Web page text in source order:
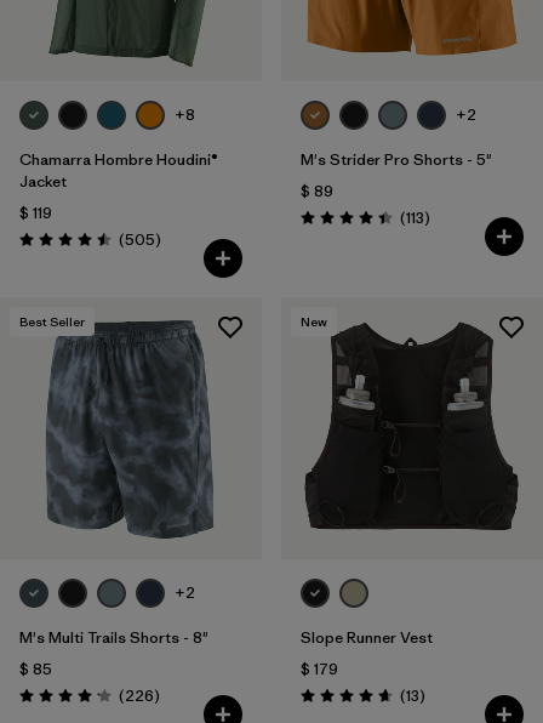
+8
Chamarra Hombre Houdini®
Jacket
$ 119
Valoración: 4.5 / 5
(505Comentarios
)
+2
M's Strider Pro Shorts - 5"
$ 89
Valoración: 4.4 / 5
(113Comentarios
)
Best Seller
+2
M's Multi Trails Shorts - 8"
$ 85
Valoración: 4.2 / 5
(226Comentarios
)
New
Slope Runner Vest
$ 179
Valoración: 4.7 / 5
(13Comentarios
)